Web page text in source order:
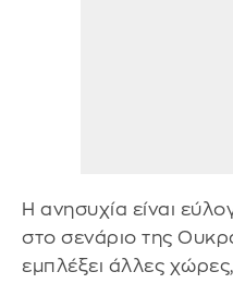
Η ανησυχία είναι
στο σενάριο της
εμπλέξει άλλες